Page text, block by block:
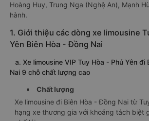
Hoàng Huy, Trung Nga (Nghệ An), Mạnh
hành.
1. Giới thiệu các dòng xe limousine
Yên Biên Hòa - Đồng Nai
a. Xe limousine VIP Tuy Hòa - Phú Yên đi
Nai 9 chỗ chất lượng cao
Chất lượng
Xe limousine đi Biên Hòa - Đồng Nai từ
hạng xe thương gia với khoảng tách biệt